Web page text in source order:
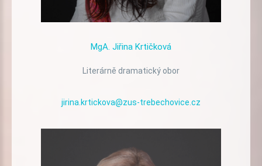
MgA. Jiřina Krtičková
Literárně dramatický obor
jirina.krtickova@zus-trebechovice.cz